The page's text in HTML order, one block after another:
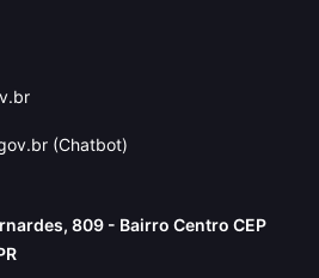
(Chatbot)
809 - Bairro Centro CEP